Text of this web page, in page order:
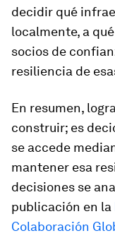
decidir qué
localmente, a
socios de
resiliencia de
En resumen,
construir; es
se accede
mantener esa
decisiones se
publicación en la
Colaboración